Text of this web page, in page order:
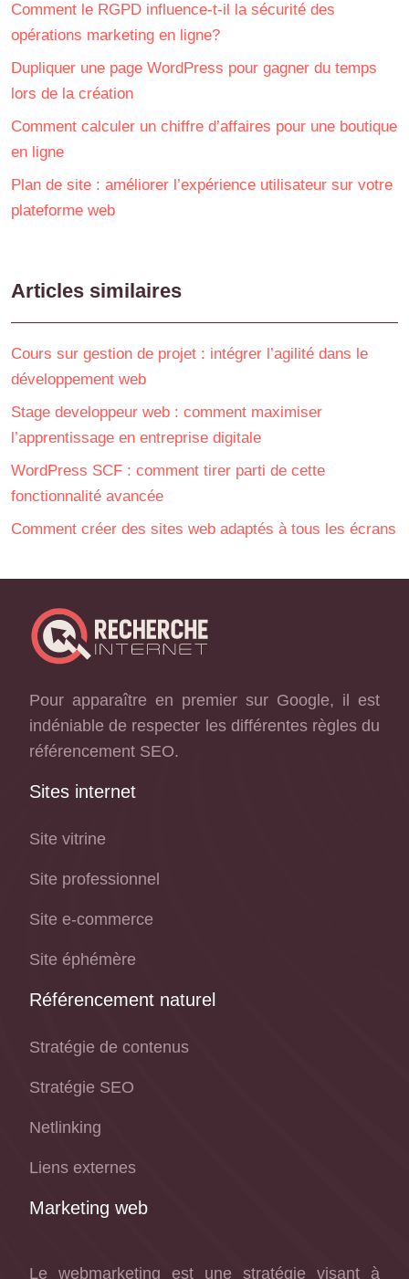
Comment le RGPD influence-t-il la sécurité des
opérations marketing en ligne?
Dupliquer une page WordPress pour gagner du temps
lors de la création
Comment calculer un chiffre d’affaires pour une boutique
en ligne
Plan de site : améliorer l’expérience utilisateur sur votre
plateforme web
Articles similaires
Cours sur gestion de projet : intégrer l’agilité dans le
développement web
Stage developpeur web : comment maximiser
l’apprentissage en entreprise digitale
WordPress SCF : comment tirer parti de cette
fonctionnalité avancée
Comment créer des sites web adaptés à tous les écrans
Pour apparaître en premier sur Google, il est
indéniable de respecter les différentes règles du
référencement SEO.
Sites internet
Site vitrine
Site professionnel
Site e-commerce
Site éphémère
Référencement naturel
Stratégie de contenus
Stratégie SEO
Netlinking
Liens externes
Marketing web
Le webmarketing est une stratégie visant à